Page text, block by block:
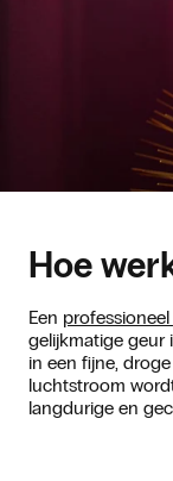
Hoe
Een
gelijkmatige geur
in een fijne,
luchtstroom
langdurige en